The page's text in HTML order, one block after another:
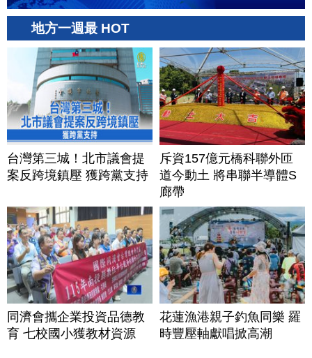
地方一週最 HOT
台灣第三城！北市議會提
案反跨境鎮壓 獲跨黨支持
斥資157億元橋科聯外匝
道今動土 將串聯半導體S
廊帶
同濟會攜企業投資品德教
育 七校國小獲教材資源
花蓮漁港親子釣魚同樂 羅
時豐壓軸獻唱掀高潮